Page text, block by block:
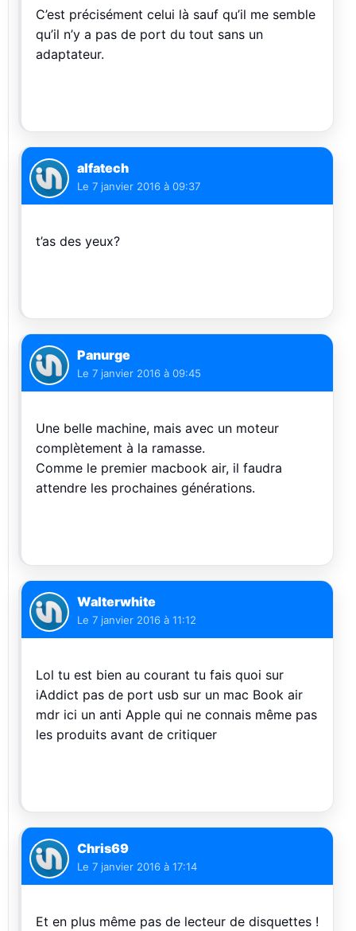
C’est précisément celui là sauf qu’il me semble
qu’il n’y a pas de port du tout sans un
adaptateur.
alfatech
Le 7 janvier 2016 à 09:37
t’as des yeux?
Panurge
Le 7 janvier 2016 à 09:45
Une belle machine, mais avec un moteur
complètement à la ramasse.
Comme le premier macbook air, il faudra
attendre les prochaines générations.
Walterwhite
Le 7 janvier 2016 à 11:12
Lol tu est bien au courant tu fais quoi sur
iAddict pas de port usb sur un mac Book air
mdr ici un anti Apple qui ne connais même pas
les produits avant de critiquer
Chris69
Le 7 janvier 2016 à 17:14
Et en plus même pas de lecteur de disquettes !